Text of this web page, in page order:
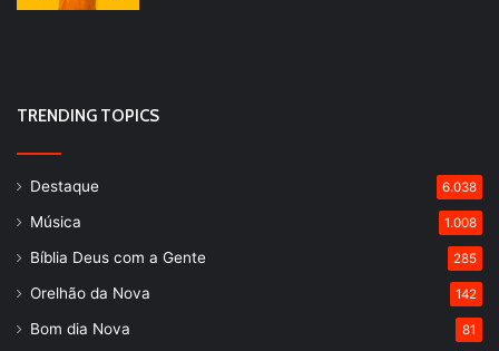
TRENDING TOPICS
Destaque 6.038
Música 1.008
Bíblia Deus com a Gente 285
Orelhão da Nova 142
Bom dia Nova 81